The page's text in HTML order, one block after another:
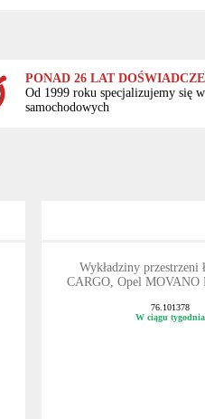
PONAD 26 LAT
Od 1999 roku specjalizujemy się
samochodowych
Wykładziny przestrzeni
CARGO, Opel MOVANO
76.101378
W ciągu tygodnia